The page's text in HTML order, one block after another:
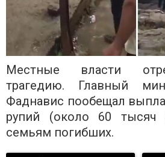
Местные власти
трагедию. Главный
Фаднавис пообещал
рупий (около 60
семьям погибших.